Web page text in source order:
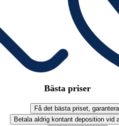
Bästa priser
Få det bästa priset,
Betala aldrig kontant deposition vid